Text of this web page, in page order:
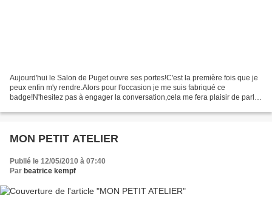
Aujourd'hui le Salon de Puget ouvre ses portes!C'est la première fois que je
peux enfin m'y rendre.Alors pour l'occasion je me suis fabriqué ce
badge!N'hesitez pas à engager la conversation,cela me fera plaisir de parler
MON PETIT ATELIER
Publié le 12/05/2010 à 07:40
Par beatrice kempf